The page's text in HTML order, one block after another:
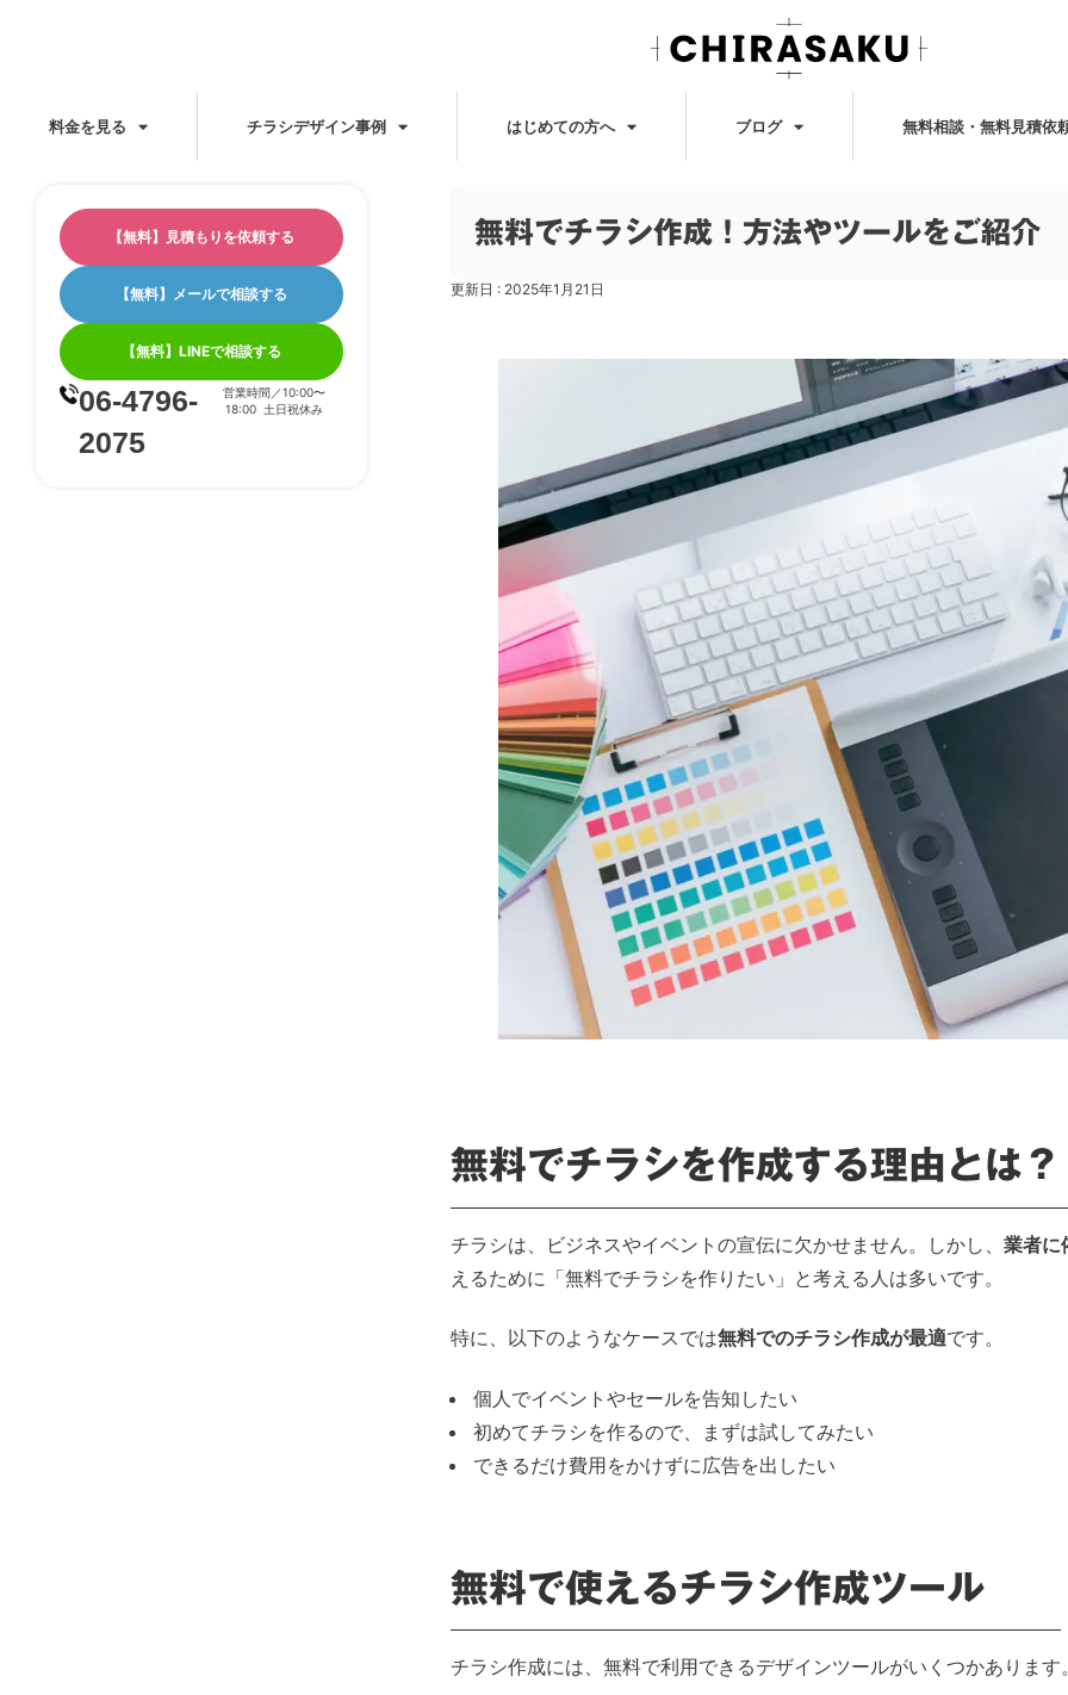
料金を見る チラシデザイン事例 はじめての方へ ブログ 無料相談・無料見積依
【無料】見積もりを依頼する
【無料】メールで相談する
【無料】LINEで相談する
06-4796-
2075
営業時間／10:00〜
18:00 土日祝休み
無料でチラシ作成！方法やツールをご紹介
更新日 : 2025年1月21日
無料でチラシを作成する理由とは？
チラシは、ビジネスやイベントの宣伝に欠かせません。しかし、 業者に
えるために「無料でチラシを作りたい」と考える人は多いです。
特に、以下のようなケースでは無料でのチラシ作成が最適です。
個人でイベントやセールを告知したい
初めてチラシを作るので、まずは試してみたい
できるだけ費用をかけずに広告を出したい
無料で使えるチラシ作成ツール
チラシ作成には、無料で利用できるデザインツールがいくつかあります